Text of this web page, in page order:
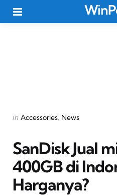
Categories
Posted
in Accessories News
SanDisk Jual
400GB di
Harganya?